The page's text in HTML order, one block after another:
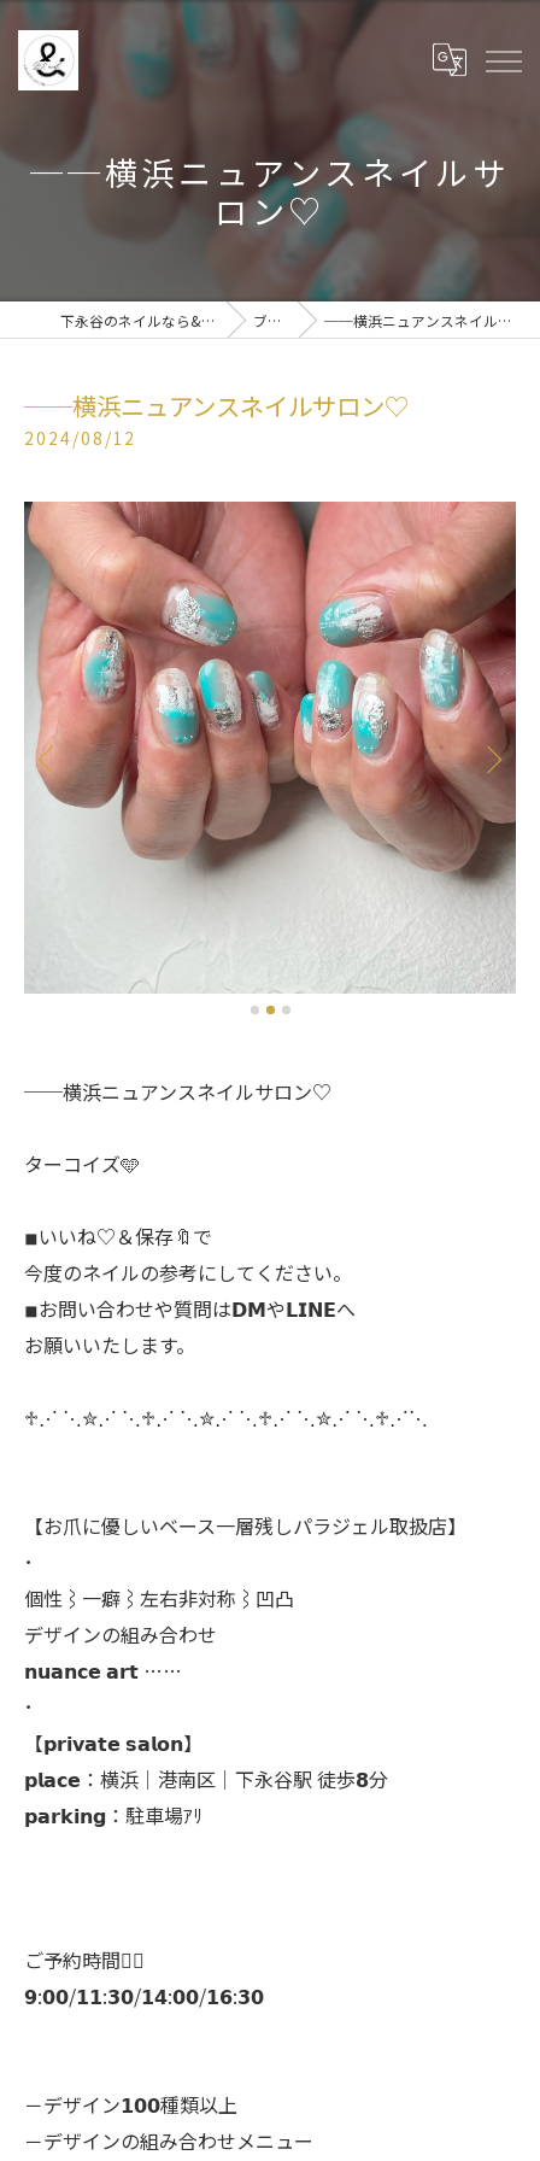
──横浜ニュアンスネイルサ
ロン♡
下永谷のネイルなら& BE nail ブログ ──横浜ニュアンスネイルサロン♡
──横浜ニュアンスネイルサロン♡
2024/08/12
──横浜ニュアンスネイルサロン♡
ターコイズ️🩵
◾︎いいね♡＆保存🔖で
今度のネイルの参考にしてください。
◾︎お問い合わせや質問は𝗗𝗠や𝗟𝗜𝗡𝗘へ
お願いいたします。
♱⋰ ⋱✮⋰ ⋱♱⋰ ⋱✮⋰ ⋱♱⋰ ⋱✮⋰ ⋱♱⋰⋱
【お爪に優しいベース一層残しパラジェル取扱店】
･
個性⌇一癖⌇左右非対称⌇凹凸
デザインの組み合わせ
𝗻𝘂𝗮𝗻𝗰𝗲 𝗮𝗿𝘁 ……
･
【𝗽𝗿𝗶𝘃𝗮𝘁𝗲 𝘀𝗮𝗹𝗼𝗻】
𝗽𝗹𝗮𝗰𝗲：横浜│港南区│下永谷駅 徒歩𝟴分
𝗽𝗮𝗿𝗸𝗶𝗻𝗴：駐車場ｱﾘ
ご予約時間👇🏻
𝟵:𝟬𝟬/𝟭𝟭:𝟯𝟬/𝟭𝟰:𝟬𝟬/𝟭𝟲:𝟯𝟬
－デザイン𝟭𝟬𝟬種類以上
－デザインの組み合わせメニュー